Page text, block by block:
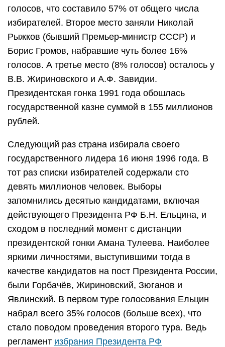
голосов, что составило 57% от общего числа
избирателей. Второе место заняли Николай
Рыжков (бывший Премьер-министр СССР) и
Борис Громов, набравшие чуть более 16%
голосов. А третье место (8% голосов) осталось у
В.В. Жириновского и А.Ф. Завидии.
Президентская гонка 1991 года обошлась
государственной казне суммой в 155 миллионов
рублей.
Следующий раз страна избирала своего
государственного лидера 16 июня 1996 года. В
тот раз списки избирателей содержали сто
девять миллионов человек. Выборы
запомнились десятью кандидатами, включая
действующего Президента РФ Б.Н. Ельцина, и
сходом в последний момент с дистанции
президентской гонки Амана Тулеева. Наиболее
яркими личностями, выступившими тогда в
качестве кандидатов на пост Президента России,
были Горбачёв, Жириновский, Зюганов и
Явлинский. В первом туре голосования Ельцин
набрал всего 35% голосов (больше всех), что
стало поводом проведения второго тура. Ведь
регламент избрания Президента РФ